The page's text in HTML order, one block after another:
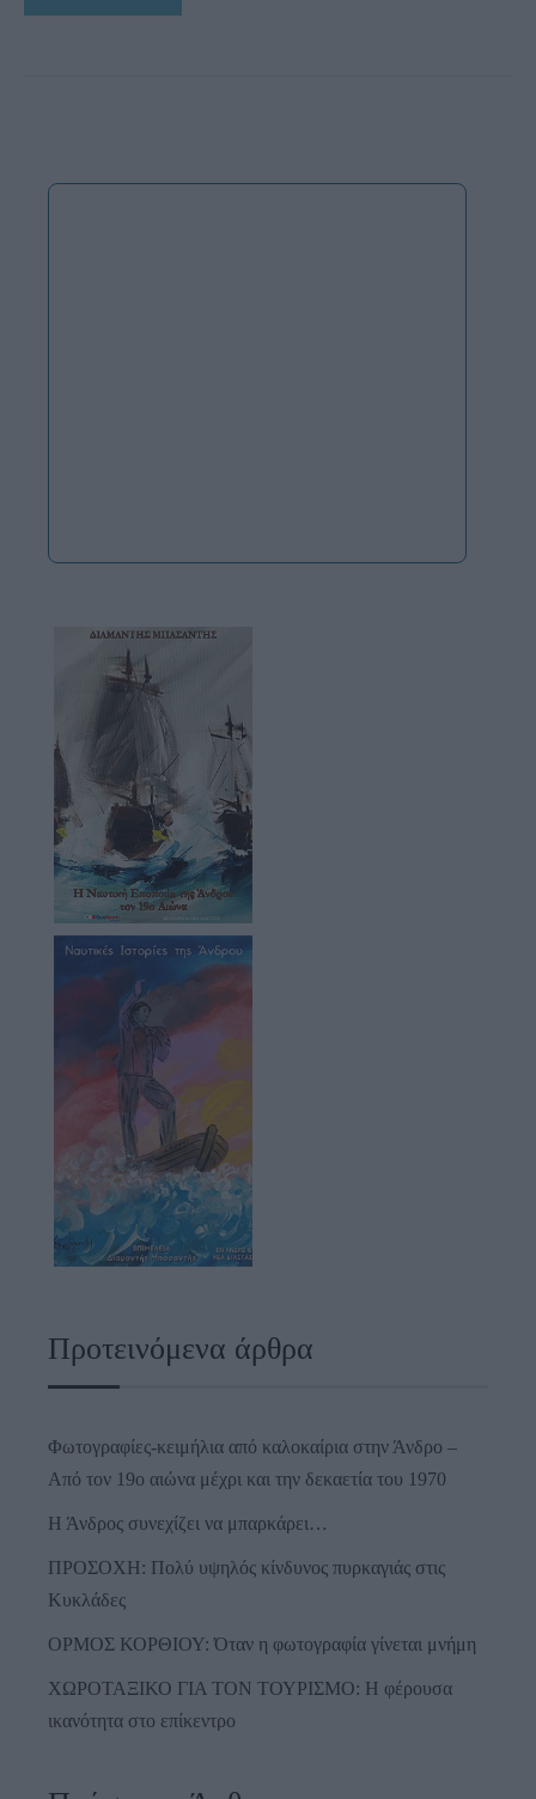
Προτεινόμενα άρθρα
Φωτογραφίες-κειμήλια από καλοκαίρια στην Άνδρο –
Από τον 19ο αιώνα μέχρι και την δεκαετία του 1970
Η Άνδρος συνεχίζει να μπαρκάρει…
ΠΡΟΣΟΧΗ: Πολύ υψηλός κίνδυνος πυρκαγιάς στις
Κυκλάδες
ΟΡΜΟΣ ΚΟΡΘΙΟΥ: Όταν η φωτογραφία γίνεται μνήμη
ΧΩΡΟΤΑΞΙΚΟ ΓΙΑ ΤΟΝ ΤΟΥΡΙΣΜΟ: Η φέρουσα
ικανότητα στο επίκεντρο